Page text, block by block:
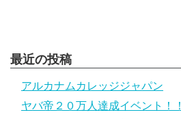
最近の投稿
アルカナムカレッジジャパン
ヤバ帝２０万人達成イベント！！